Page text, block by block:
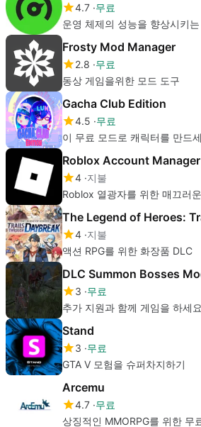
4.7 무료
운영 체제의 성능을 향상시키
Frosty Mod Manager
2.8 무료
동상 게임을위한 모드 도구
Gacha Club Edition
4.5 무료
이 무료 모드로 캐릭터를 만드
Roblox Account Manager
4 지불
Roblox 열광자를 위한 매끄러
4 지불
액션 RPG를 위한 화장품 DLC
DLC Summon Bosses
3 무료
추가 지원과 함께 게임을 하세요
Stand
3 무료
GTA V 모험을 슈퍼차지하기
Arcemu
4.7 무료
상징적인 MMORPG를 위한 무